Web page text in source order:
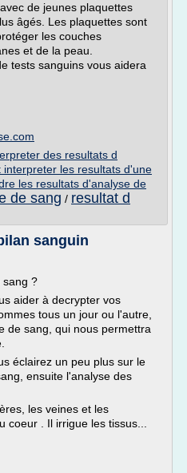
de jeunes plaquettes
âgés. Les plaquettes sont
les couches
et de la peau.
tests sanguins vous aidera
des resultats d
interpreter les resultats d'une
les resultats d'analyse de
de sang / resultat d
sanguin
sang ?
aider à decrypter vos
tous un jour ou l'autre,
de sang, qui nous permettra
éclairez un peu plus sur le
ensuite l'analyse des
les veines et les
coeur . Il irrigue les tissus...